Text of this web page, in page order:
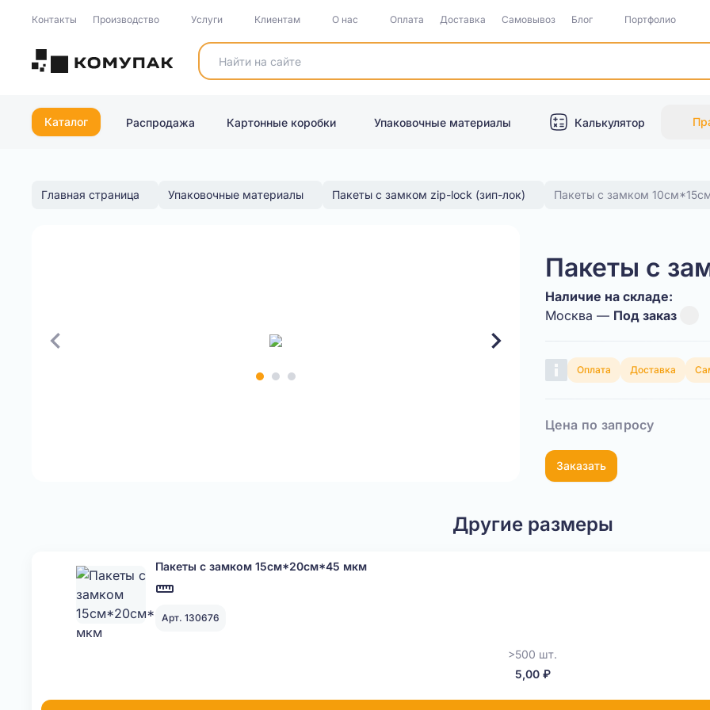
Контакты Производство Услуги Клиентам О нас Оплата Доставка Самовывоз Блог Портфолио
Каталог Распродажа Картонные коробки Упаковочные материалы Калькулятор
Главная страница Упаковочные материалы Пакеты с замком zip-lock (зип-лок) Пакеты с замком
Пакеты с
Наличие на складе:
Москва — Под заказ
Оплата Доставка
Цена по запросу
Заказать
Другие размеры
Пакеты с замком 15см*20см*45 мкм
Арт. 130676
>500 шт.
5,00 ₽